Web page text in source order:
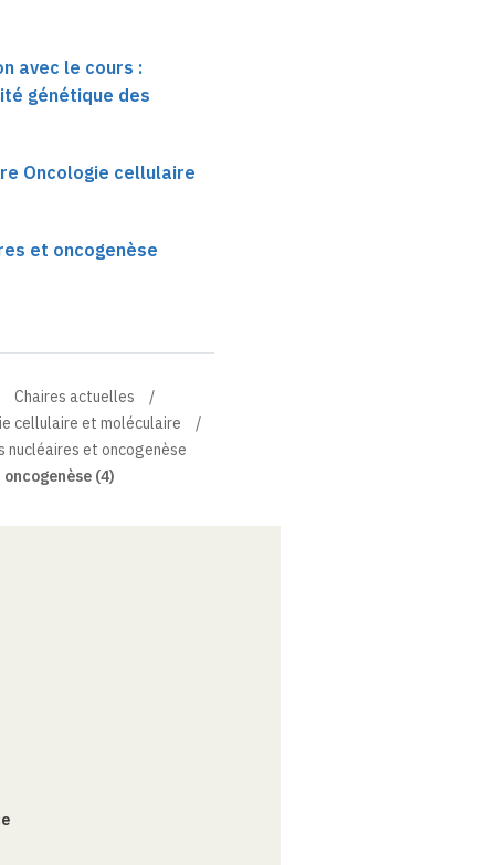
avec le cours :
génétique des
Oncologie cellulaire
et oncogenèse
Chaires actuelles
cellulaire et moléculaire
nucléaires et oncogenèse
(4)